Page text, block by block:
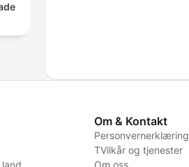
Om & Kontakt
Personvernerklæring
TVilkår og tjenester
Om oss